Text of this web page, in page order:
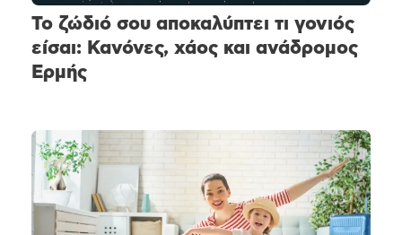
Το ζώδιό σου αποκαλύπτει τι γονιός
είσαι: Κανόνες, χάος και ανάδρομος
Ερμής